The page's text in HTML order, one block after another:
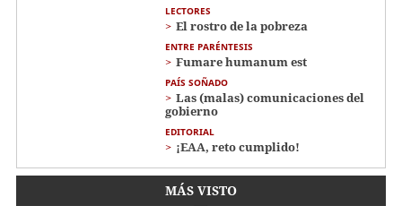
LECTORES
El rostro de la pobreza
ENTRE PARÉNTESIS
Fumare humanum est
PAÍS SOÑADO
Las (malas) comunicaciones del
gobierno
EDITORIAL
¡EAA, reto cumplido!
MÁS VISTO